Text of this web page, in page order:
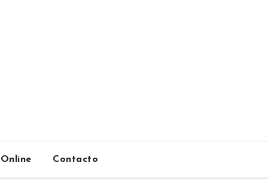
Contacto